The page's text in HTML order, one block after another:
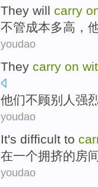
They will carry
不管成本多高，
youdao
They carry on
他们不顾别人 强
youdao
It's difficult to
在一个拥挤的房
youdao